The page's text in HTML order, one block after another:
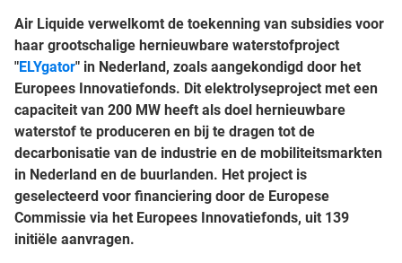
Air Liquide verwelkomt de toekenning van subsidies voor
haar grootschalige hernieuwbare waterstofproject
"ELYgator" in Nederland, zoals aangekondigd door het
Europees Innovatiefonds. Dit elektrolyseproject met een
capaciteit van 200 MW heeft als doel hernieuwbare
waterstof te produceren en bij te dragen tot de
decarbonisatie van de industrie en de mobiliteitsmarkten
in Nederland en de buurlanden. Het project is
geselecteerd voor financiering door de Europese
Commissie via het Europees Innovatiefonds, uit 139
initiële aanvragen.